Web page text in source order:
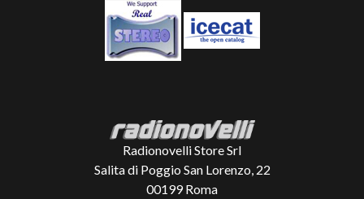
Radionovelli Store Srl
Salita di Poggio San Lorenzo, 22
00199 Roma